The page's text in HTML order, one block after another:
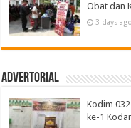
Obat dan
3 days ago
Advertorial
Kodim
ke-1